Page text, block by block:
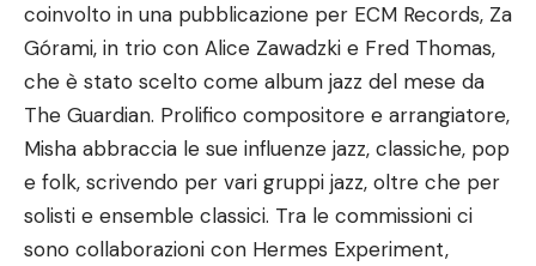
coinvolto in una pubblicazione per ECM Records, Za
Górami, in trio con Alice Zawadzki e Fred Thomas,
che è stato scelto come album jazz del mese da
The Guardian. Prolifico compositore e arrangiatore,
Misha abbraccia le sue influenze jazz, classiche, pop
e folk, scrivendo per vari gruppi jazz, oltre che per
solisti e ensemble classici. Tra le commissioni ci
sono collaborazioni con Hermes Experiment,